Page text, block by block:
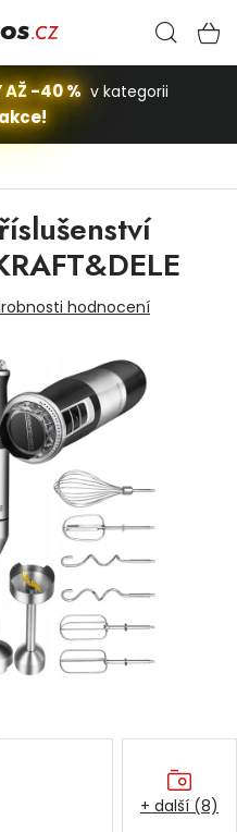
AŽ -40 % v kategorii
hodnocení
+ další (8)